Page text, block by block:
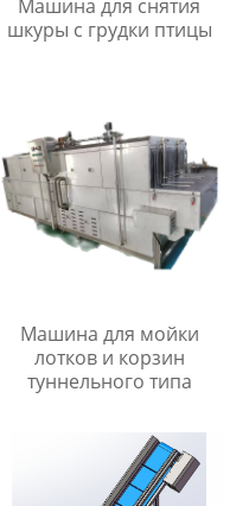
Машина для снятия
шкуры с грудки птицы
Машина для мойки
лотков и корзин
туннельного типа